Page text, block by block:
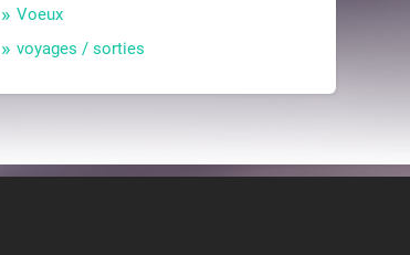
Voeux
voyages / sorties